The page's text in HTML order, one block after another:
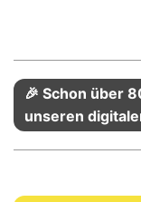
🎉 Schon über
unseren